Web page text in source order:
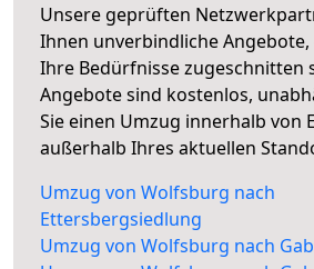
Unsere geprüften
Ihnen unverbindliche
Ihre Bedürfnisse zugeschnitten
Angebote sind kostenlos,
Sie einen Umzug innerhalb von
außerhalb Ihres aktuellen
Umzug von Wolfsburg nach
Ettersbergsiedlung
Umzug von Wolfsburg nach